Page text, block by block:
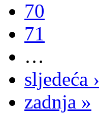
70
71
…
sljedeća ›
zadnja »